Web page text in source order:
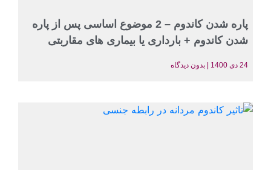
پاره شدن کاندوم – 2 موضوع اساسی پس از پاره
شدن کاندوم + بارداری یا بیماری های مقاربتی
24 دی 1400 بدون دیدگاه